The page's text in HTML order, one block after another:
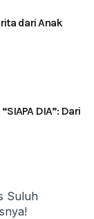
dari Anak
DIA”: Dari
Suluh